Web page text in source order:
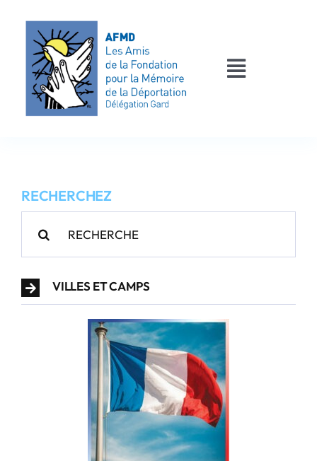
contenu
Toggle
AFMD 30
Les victimes
RECHERCHEZ
VILLES ET CAMPS